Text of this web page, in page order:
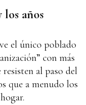
los años
el único poblado
con más
resisten al paso del
que a menudo los